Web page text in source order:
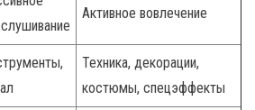
Активное вовлечение
Техника, декорации,
костюмы, спецэффекты